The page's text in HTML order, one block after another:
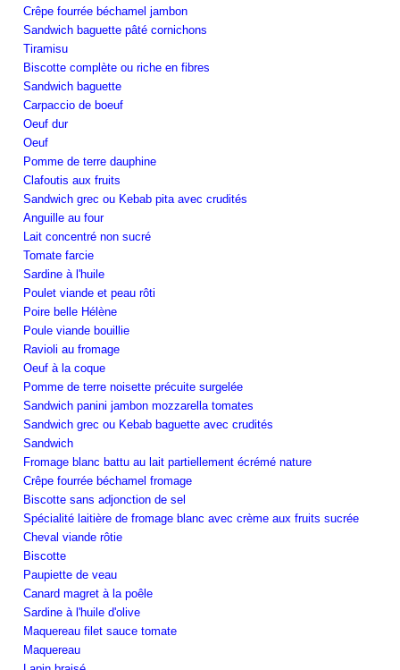
Crêpe fourrée béchamel jambon
Sandwich baguette pâté cornichons
Tiramisu
Biscotte complète ou riche en fibres
Sandwich baguette
Carpaccio de boeuf
Oeuf dur
Oeuf
Pomme de terre dauphine
Clafoutis aux fruits
Sandwich grec ou Kebab pita avec crudités
Anguille au four
Lait concentré non sucré
Tomate farcie
Sardine à l'huile
Poulet viande et peau rôti
Poire belle Hélène
Poule viande bouillie
Ravioli au fromage
Oeuf à la coque
Pomme de terre noisette précuite surgelée
Sandwich panini jambon mozzarella tomates
Sandwich grec ou Kebab baguette avec crudités
Sandwich
Fromage blanc battu au lait partiellement écrémé nature
Crêpe fourrée béchamel fromage
Biscotte sans adjonction de sel
Spécialité laitière de fromage blanc avec crème aux fruits sucrée
Cheval viande rôtie
Biscotte
Paupiette de veau
Canard magret à la poêle
Sardine à l'huile d'olive
Maquereau filet sauce tomate
Maquereau